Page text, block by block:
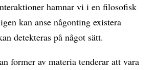
hamnar vi i en filosofisk
kan anse någonting existera
detekteras på något sätt.
former av materia tenderar att vara